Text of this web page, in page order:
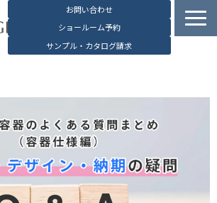
お問い合わせ
ショールーム予約
サンプル・カタログ請求
石堂硝子の特長
石堂硝子が選ばれる理由
お役立ち資料
ブログ